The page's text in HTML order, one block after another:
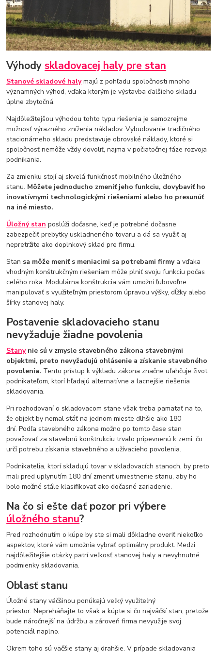
Výhodyskladovacej haly pre stan
Stanové skladové halymajú z pohľadu spoločnosti mnoho
významných výhod, vďaka ktorým je výstavba ďalšieho skladu
úplne zbytočná.
Najdôležitejšou výhodou tohto typu riešenia je samozrejme
možnosť výrazného zníženia nákladov. Vybudovanie tradičného
stacionárneho skladu predstavuje obrovské náklady, ktoré si
spoločnosť nemôže vždy dovoliť, najmä v počiatočnej fáze rozvoja
podnikania.
Za zmienku stojí aj skvelá funkčnosť mobilného úložného
stanu. Môžete jednoducho zmeniť jeho funkciu, dovybaviť ho
inovatívnymi technologickými riešeniami alebo ho presunúť
na iné miesto.
Úložný stan poslúži dočasne, keď je potrebné dočasne
zabezpečiť prebytky uskladneného tovaru a dá sa využiť aj
nepretržite ako doplnkový sklad pre firmu.
Stan sa môže meniť s meniacimi sa potrebami firmya vďaka
vhodným konštrukčným riešeniam môže plniť svoju funkciu počas
celého roka. Modulárna konštrukcia vám umožní ľubovoľne
manipulovať s využiteľným priestorom úpravou výšky, dĺžky alebo
šírky stanovej haly.
Postavenie skladovacieho stanu
nevyžaduje žiadne povolenia
Stanynie sú v zmysle stavebného zákona stavebnými
objektmi, preto nevyžadujú ohlásenie a získanie stavebného
povolenia. Tento prístup k výkladu zákona značne uľahčuje život
podnikateľom, ktorí hľadajú alternatívne a lacnejšie riešenia
skladovania.
Pri rozhodovaní o skladovacom stane však treba pamätať na to,
že objekt by nemal stáť na jednom mieste dlhšie ako 180
dní. Podľa stavebného zákona možno po tomto čase stan
považovať za stavebnú konštrukciu trvalo pripevnenú k zemi, čo
určí potrebu získania stavebného a užívacieho povolenia.
Podnikatelia, ktorí skladujú tovar v skladovacích stanoch, by preto
mali pred uplynutím 180 dní zmeniť umiestnenie stanu, aby ho
bolo možné stále klasifikovať ako dočasné zariadenie.
Na čo si ešte dať pozor pri výbere
úložného stanu?
Pred rozhodnutím o kúpe by ste si mali dôkladne overiť niekoľko
aspektov, ktoré vám umožnia vybrať optimálny produkt. Medzi
najdôležitejšie otázky patrí veľkosť stanovej haly a nevyhnutné
podmienky skladovania.
Oblasť stanu
Úložné stany väčšinou ponúkajú veľký využiteľný
priestor. Nepreháňajte to však a kúpte si čo najväčší stan, pretože
bude náročnejší na údržbu a zároveň firma nevyužije svoj
potenciál naplno.
Okrem toho sú väčšie stany aj drahšie. V prípade skladovania